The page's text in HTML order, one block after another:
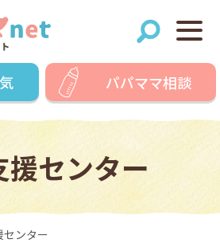
パパママ相談
センター
センター